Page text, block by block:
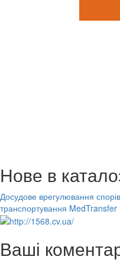
Нове в
Досудове врегулювання спорів
транспортування MedTransfer
Ваші